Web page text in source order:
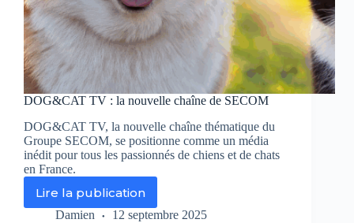
DOG&CAT TV : la nouvelle chaîne de SECOM
DOG&CAT TV, la nouvelle chaîne thématique du
Groupe SECOM, se positionne comme un média
inédit pour tous les passionnés de chiens et de chats
en France.
Lire la publication
DOG&CAT
TV
Damien 12 septembre 2025